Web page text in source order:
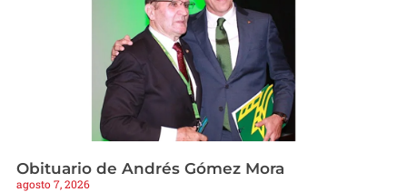
Obituario de Andrés Gómez Mora
agosto 7, 2026